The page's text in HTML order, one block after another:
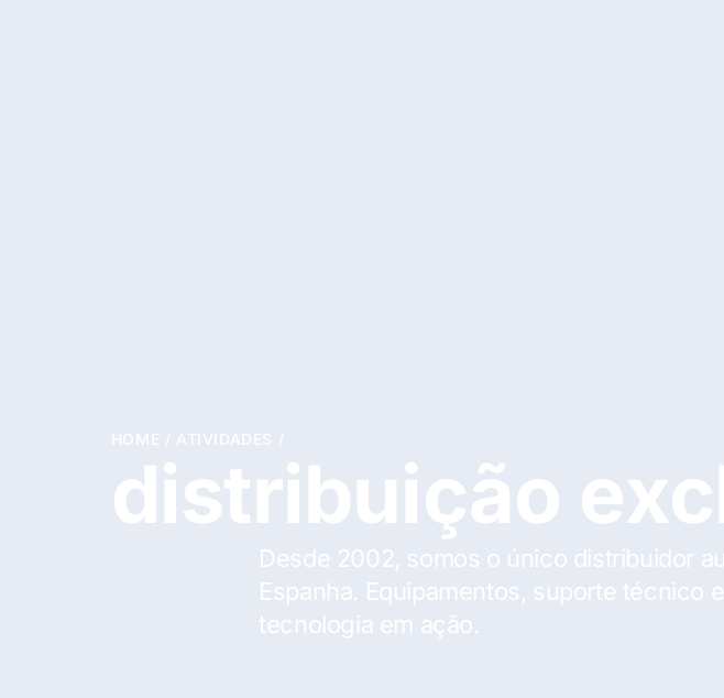
HOME / ATIVIDADES /
distribuição
Desde 2002, somos o único distribuidor
Espanha. Equipamentos, suporte técnico
tecnologia em ação.